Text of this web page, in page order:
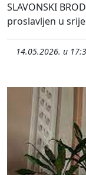
SLAVONSKI
proslavljen u
14.05.2026. u